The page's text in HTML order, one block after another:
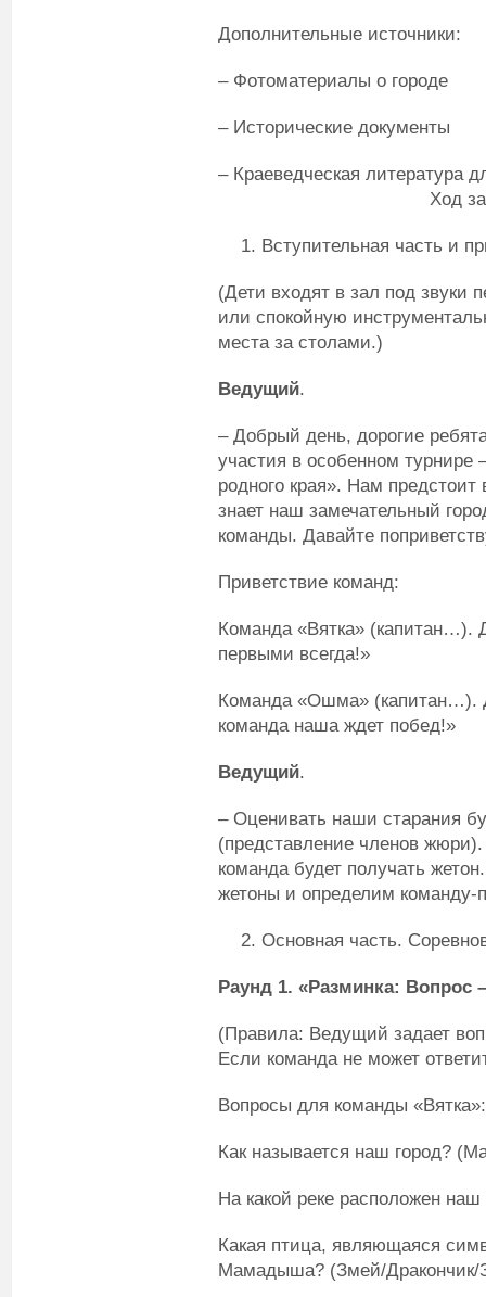
Дополнительные источники:
– Фотоматериалы о городе
– Исторические документы
– Краеведческая
Ход
Вступительная часть и
(Дети входят в зал под звуки
или спокойную
места за столами.)
Ведущий.
– Добрый день, дорогие
участия в особенном турнире
родного края». Нам
знает наш замечательный
команды. Давайте
Приветствие команд:
Команда «Вятка» (капитан…).
первыми всегда!»
Команда «Ошма» (капитан…).
команда наша ждет побед!»
Ведущий.
– Оценивать наши старания
(представление членов
команда будет получать
жетоны и определим команду-
Основная часть.
Раунд 1. «Разминка: Вопрос
(Правила: Ведущий задает
Если команда не может
Вопросы для команды «Вятка»:
Как называется наш город?
На какой реке расположен
Какая птица, являющаяся
Мамадыша? (Змей/Дракончик/